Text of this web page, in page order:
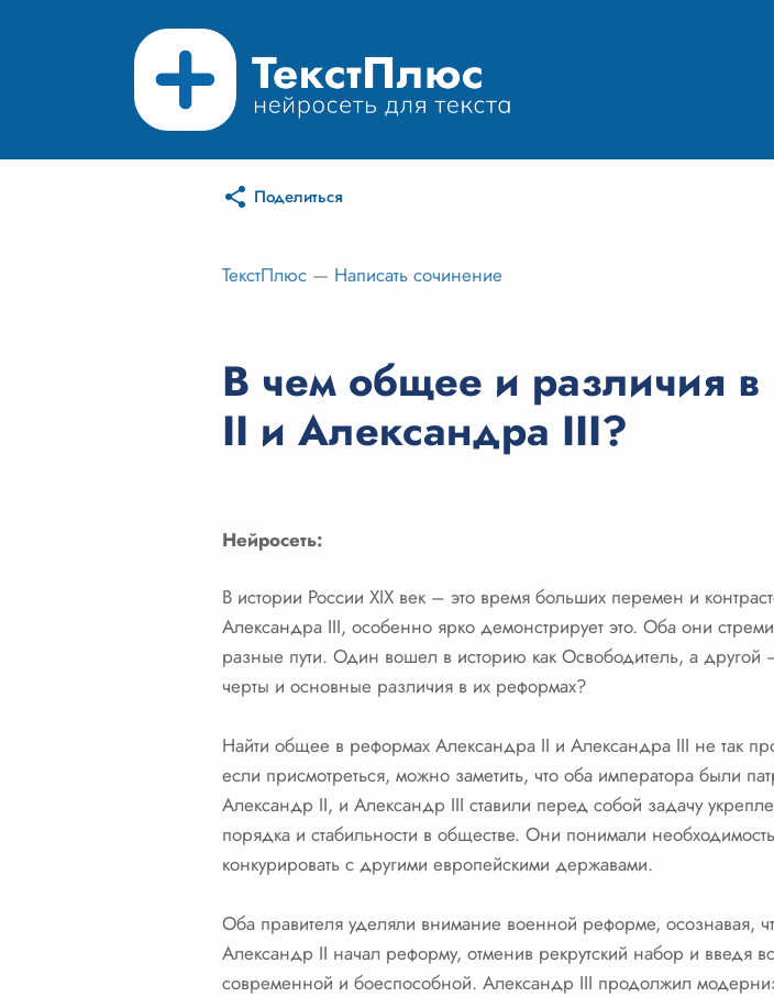
Поделиться
ТекстПлюс — Написать сочинение
В чем общее и различия
II и Александра III?
Нейросеть:
В истории России XIX век – это время больших перемен и
Александра III, особенно ярко демонстрирует это. Оба они
разные пути. Один вошел в историю как Освободитель, а
черты и основные различия в их реформах?
Найти общее в реформах Александра II и Александра III не так
если присмотреться, можно заметить, что оба императора были
Александр II, и Александр III ставили перед собой задачу
порядка и стабильности в обществе. Они понимали
конкурировать с другими европейскими державами.
Оба правителя уделяли внимание военной реформе, осознавая,
Александр II начал реформу, отменив рекрутский набор и
современной и боеспособной. Александр III продолжил